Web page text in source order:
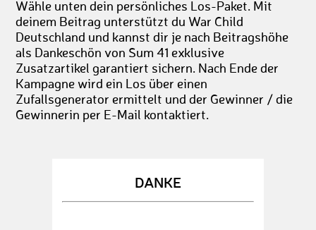
Wähle unten dein persönliches Los-Paket. Mit
deinem Beitrag unterstützt du War Child
Deutschland und kannst dir je nach Beitragshöhe
als Dankeschön von Sum 41 exklusive
Zusatzartikel garantiert sichern. Nach Ende der
Kampagne wird ein Los über einen
Zufallsgenerator ermittelt und der Gewinner / die
Gewinnerin per E-Mail kontaktiert.
DANKE